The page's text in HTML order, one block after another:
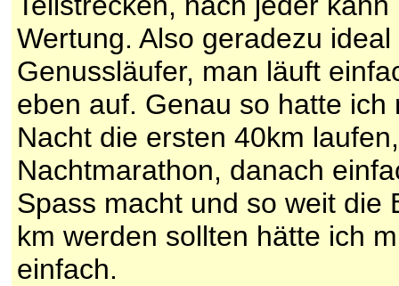
Wertung. Also geradezu
Genussläufer, man läuft
eben auf. Genau so hatte
Nacht die ersten 40km
Nachtmarathon, danach
Spass macht und so weit die
km werden sollten hätte ich
einfach.